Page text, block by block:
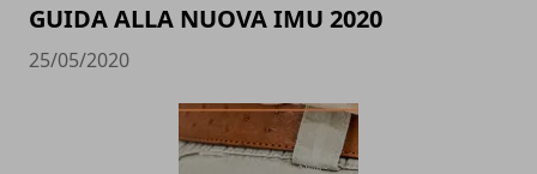
GUIDA ALLA NUOVA IMU 2020
25/05/2020